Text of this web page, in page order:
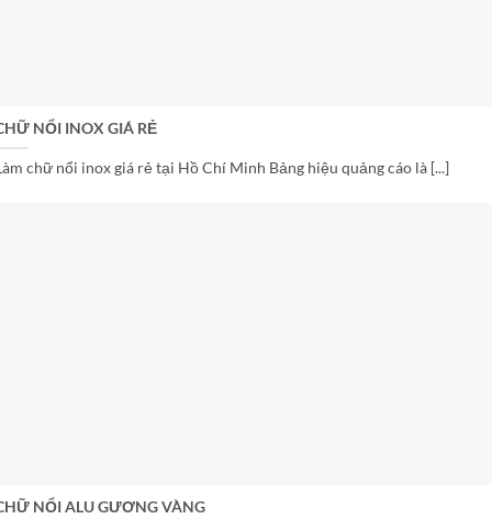
NỔI INOX GIÁ RẺ
chữ nổi inox giá rẻ tại Hồ Chí Minh Bảng hiệu quảng cáo là [...]
NỔI ALU GƯƠNG VÀNG